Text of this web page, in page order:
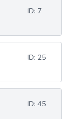
ID: 7
ID: 25
ID: 45